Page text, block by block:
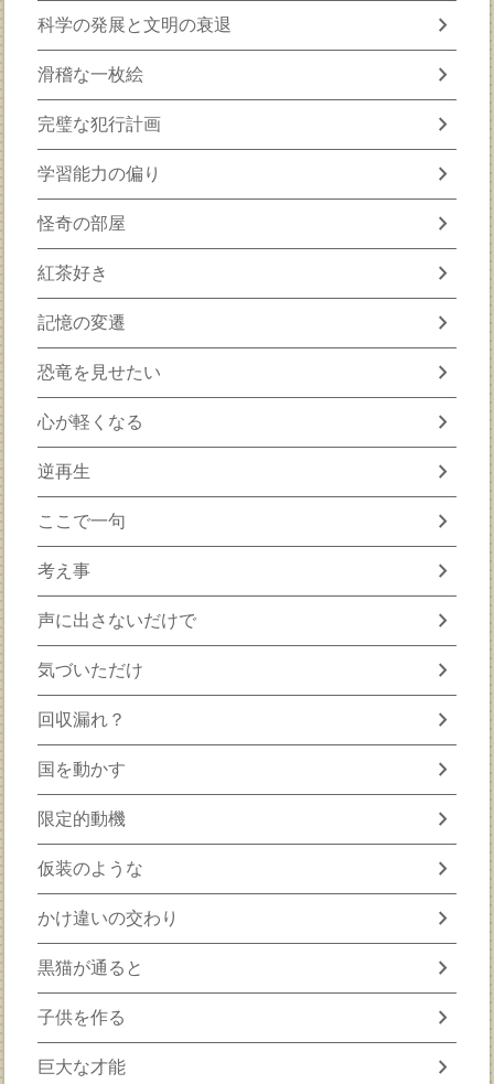
科学の発展と文明の衰退 chevron_right
滑稽な一枚絵 chevron_right
完璧な犯行計画 chevron_right
学習能力の偏り chevron_right
怪奇の部屋 chevron_right
紅茶好き chevron_right
記憶の変遷 chevron_right
恐竜を見せたい chevron_right
心が軽くなる chevron_right
逆再生 chevron_right
ここで一句 chevron_right
考え事 chevron_right
声に出さないだけで chevron_right
気づいただけ chevron_right
回収漏れ？ chevron_right
国を動かす chevron_right
限定的動機 chevron_right
仮装のような chevron_right
かけ違いの交わり chevron_right
黒猫が通ると chevron_right
子供を作る chevron_right
巨大な才能 chevron_right